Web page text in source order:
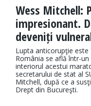
Wess Mitchell:
impresionant.
deveniți
Lupta anticorupţie
România se află într-
interiorul acestui
secretarului de stat al
Mitchell, după ce a
Drept din Bucureşti.